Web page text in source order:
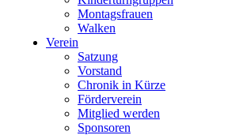
Montagsfrauen
Walken
Verein
Satzung
Vorstand
Chronik in Kürze
Förderverein
Mitglied werden
Sponsoren